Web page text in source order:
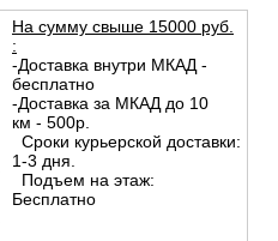
На сумму свыше 15000 руб.
:
-Доставка внутри МКАД -
бесплатно
-Доставка за МКАД до 10
км - 500р.
Сроки курьерской доставки:
1-3 дня.
Подъем на этаж:
Бесплатно